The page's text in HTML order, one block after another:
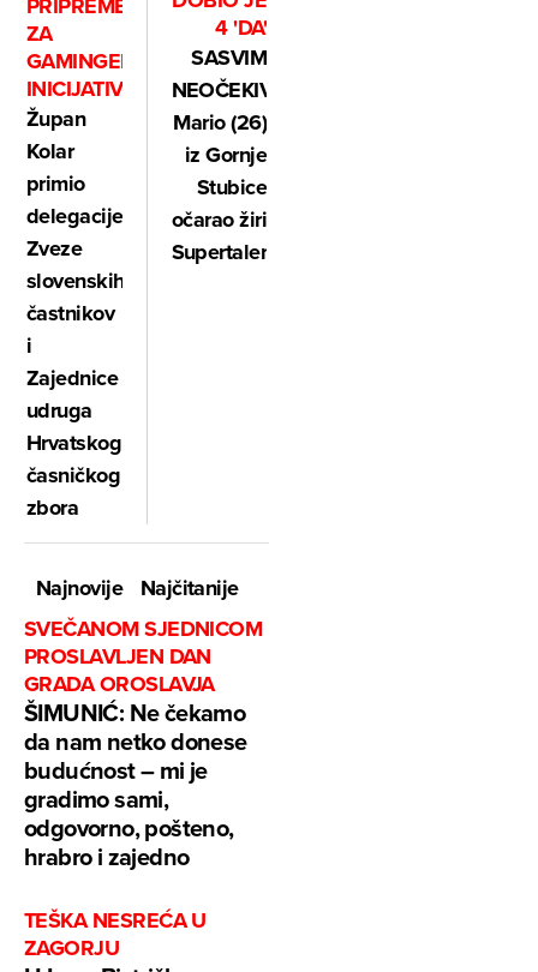
ZA
GAMINGER
INICIJATIVU
Župan
Kolar
primio
delegacije
Zveze
slovenskih
častnikov
i
Zajednice
udruga
Hrvatskog
časničkog
zbora
4 'DA'
SASVIM
NEOČEKIVANO:
Mario (26)
iz Gornje
Stubice
očarao žiri
Supertalenta
Najnovije
Najčitanije
SVEČANOM SJEDNICOM
PROSLAVLJEN DAN
GRADA OROSLAVJA
ŠIMUNIĆ: Ne čekamo
da nam netko donese
budućnost – mi je
gradimo sami,
odgovorno, pošteno,
hrabro i zajedno
TEŠKA NESREĆA U
ZAGORJU